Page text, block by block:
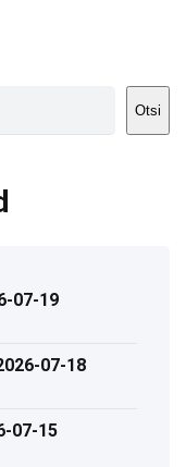
Otsi
07-19
07-18
07-15